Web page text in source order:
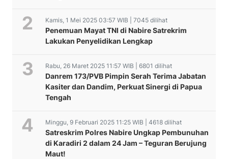
Kamis, 1 Mei 2025 03:57 WIB | 7045 dilihat
Penemuan Mayat TNI di Nabire Satrekrim
Lakukan Penyelidikan Lengkap
Rabu, 26 Maret 2025 11:57 WIB | 6801 dilihat
Danrem 173/PVB Pimpin Serah Terima Jabatan
Kasiter dan Dandim, Perkuat Sinergi di Papua
Tengah
Minggu, 9 Februari 2025 11:25 WIB | 4618 dilihat
Satreskrim Polres Nabire Ungkap Pembunuhan
di Karadiri 2 dalam 24 Jam – Teguran Berujung
Maut!